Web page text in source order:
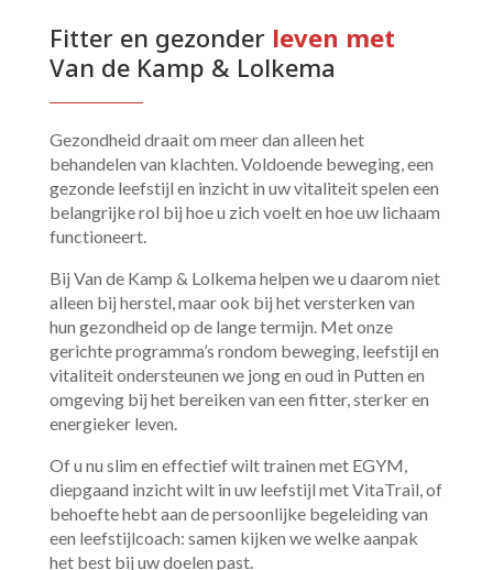
Fitter en gezonder leven met
Van de Kamp & Lolkema
Gezondheid draait om meer dan alleen het
behandelen van klachten. Voldoende beweging, een
gezonde leefstijl en inzicht in uw vitaliteit spelen een
belangrijke rol bij hoe u zich voelt en hoe uw lichaam
functioneert.
Bij Van de Kamp & Lolkema helpen we u daarom niet
alleen bij herstel, maar ook bij het versterken van
hun gezondheid op de lange termijn. Met onze
gerichte programma’s rondom beweging, leefstijl en
vitaliteit ondersteunen we jong en oud in Putten en
omgeving bij het bereiken van een fitter, sterker en
energieker leven.
Of u nu slim en effectief wilt trainen met EGYM,
diepgaand inzicht wilt in uw leefstijl met VitaTrail, of
behoefte hebt aan de persoonlijke begeleiding van
een leefstijlcoach: samen kijken we welke aanpak
het best bij uw doelen past.